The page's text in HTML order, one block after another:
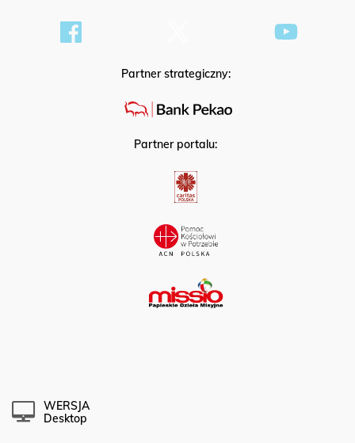
Partner strategiczny:
Partner portalu:
WERSJA
Desktop